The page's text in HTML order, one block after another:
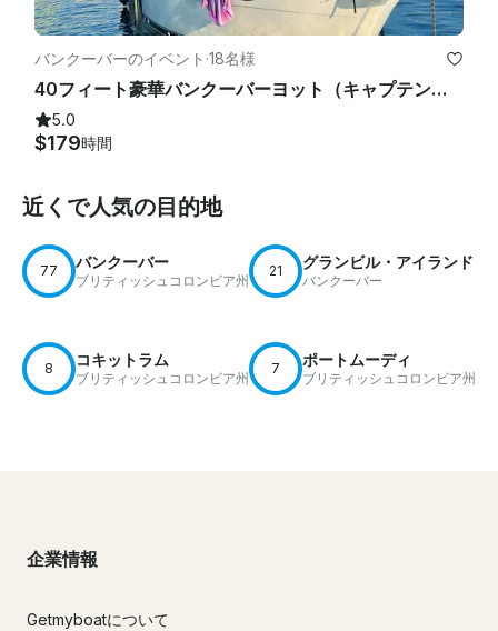
バンクーバーのイベント ·18名様
40フィート豪華バンクーバーヨット（キャプテン・オリアナ・レイシー付き）
5.0
$179時間
近くで人気の目的地
77 バンクーバー
ブリティッシュコロンビア州
21 グランビル・アイランド
バンクーバー
8 コキットラム
ブリティッシュコロンビア州
7 ポートムーディ
ブリティッシュコロンビア州
企業情報
Getmyboatについて